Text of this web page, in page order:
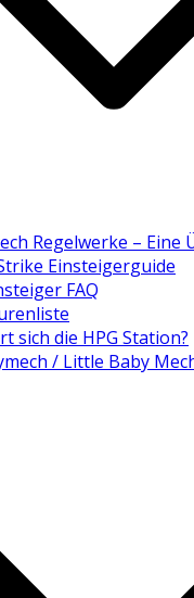
Regelwerke – Eine
Einsteigerguide
FAQ
sich die HPG Station?
/ Little Baby